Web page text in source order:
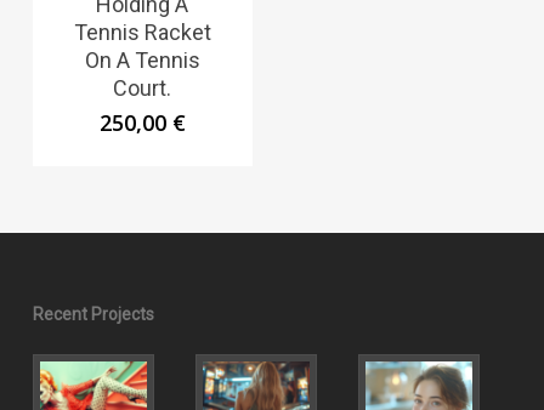
Tennis Racket
On A Tennis
Court.
250,00 €
Recent Projects